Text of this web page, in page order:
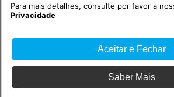
Outras
Para mais detalhes, consulte por favor a
Privacidade
Aceitar e Fechar
Saber Mais